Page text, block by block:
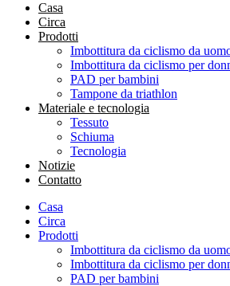
Casa
Circa
Prodotti
Imbottitura da ciclismo da
Imbottitura da ciclismo per
PAD per bambini
Tampone da triathlon
Materiale e tecnologia
Tessuto
Schiuma
Tecnologia
Notizie
Contatto
Casa
Circa
Prodotti
Imbottitura da ciclismo da
Imbottitura da ciclismo per
PAD per bambini